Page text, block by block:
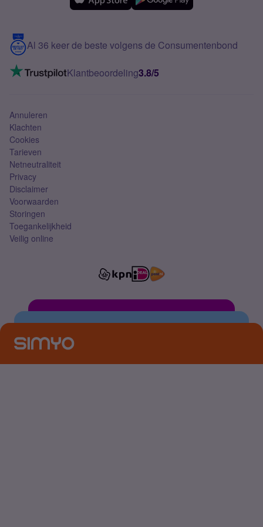
Meerdere nummers
5G internet
Mobiel internet
Mobiel abonnement
Contact
VoLTE 4G bellen
Al 36 keer de beste volgens de Consumentenbond
Klantbeoordeling3.8/5
Annuleren
Klachten
Cookies
Tarieven
Netneutraliteit
Privacy
Disclaimer
Voorwaarden
Storingen
Toegankelijkheid
Veilig online